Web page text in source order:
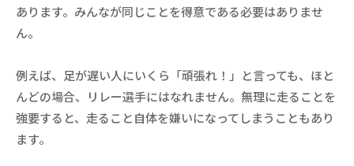
あります。みんなが同じことを得意である必要はありませ
ん。
例えば、足が遅い人にいくら「頑張れ！」と言っても、ほと
んどの場合、リレー選手にはなれません。無理に走ることを
強要すると、走ること自体を嫌いになってしまうこともあり
ます。